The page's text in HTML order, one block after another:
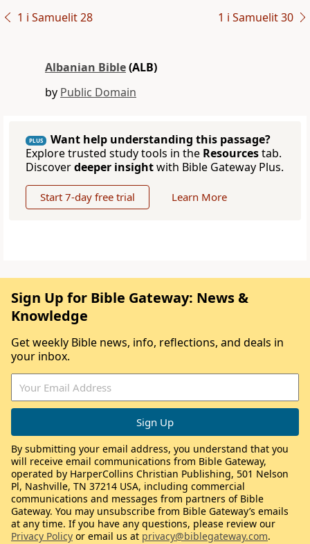
1 i Samuelit 28 1 i Samuelit 30
Albanian Bible(ALB)
by Public Domain
PLUS
Want help understanding this passage?
Explore trusted study tools in the Resourcestab.
Discoverdeeper insightwith Bible Gateway Plus.
Start 7-day free trial Learn More
Sign Up for Bible Gateway: News &
Knowledge
Get weekly Bible news, info, reflections, and deals in
your inbox.
By submitting your email address, you understand that you
will receive email communications from Bible Gateway,
operated by HarperCollins Christian Publishing, 501 Nelson
Pl, Nashville, TN 37214 USA, including commercial
communications and messages from partners of Bible
Gateway. You may unsubscribe from Bible Gateway’s emails
at any time. If you have any questions, please review our
Privacy Policy or email us at privacy@biblegateway.com.